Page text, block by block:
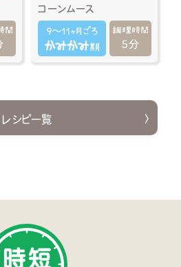
コーンムース
5分
レシピ一覧